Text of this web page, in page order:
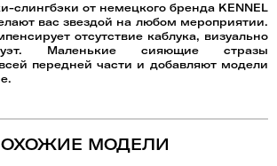
слингбэки от немецкого бренда KENNEL
вас звездой на любом мероприятии.
отсутствие каблука, визуально
Маленькие сияющие стразы
передней части и добавляют модели
МОДЕЛИ